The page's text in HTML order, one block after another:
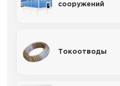
сооружений
Токоотводы